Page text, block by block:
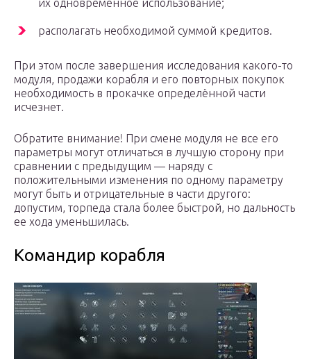
их одновременное использование;
располагать необходимой суммой кредитов.
При этом после завершения исследования какого-то
модуля, продажи корабля и его повторных покупок
необходимость в прокачке определённой части
исчезнет.
Обратите внимание! При смене модуля не все его
параметры могут отличаться в лучшую сторону при
сравнении с предыдущим — наряду с
положительными изменения по одному параметру
могут быть и отрицательные в части другого:
допустим, торпеда стала более быстрой, но дальность
ее хода уменьшилась.
Командир корабля